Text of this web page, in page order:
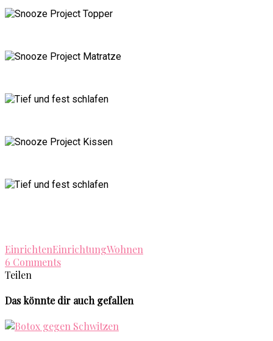
EinrichtenEinrichtungWohnen
6 Comments
Teilen
Das könnte dir auch gefallen